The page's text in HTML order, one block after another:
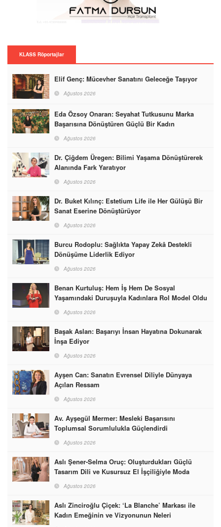
KLASS Röportajlar
Elif Genç: Mücevher Sanatını Geleceğe Taşıyor
Ağustos 2026
Eda Özsoy Onaran: Seyahat Tutkusunu Marka
Başarısına Dönüştüren Güçlü Bir Kadın
Ağustos 2026
Dr. Çiğdem Üregen: Bilimi Yaşama Dönüştürerek
Alanında Fark Yaratıyor
Ağustos 2026
Dr. Buket Kılınç: Estetium Life ile Her Gülüşü Bir
Sanat Eserine Dönüştürüyor
Ağustos 2026
Burcu Rodoplu: Sağlıkta Yapay Zekâ Destekli
Dönüşüme Liderlik Ediyor
Ağustos 2026
Benan Kurtuluş: Hem İş Hem De Sosyal
Yaşamındaki Duruşuyla Kadınlara Rol Model Oldu
Ağustos 2026
Başak Aslan: Başarıyı İnsan Hayatına Dokunarak
İnşa Ediyor
Ağustos 2026
Ayşen Can: Sanatın Evrensel Diliyle Dünyaya
Açılan Ressam
Ağustos 2026
Av. Ayşegül Mermer: Mesleki Başarısını
Toplumsal Sorumlulukla Güçlendirdi
Ağustos 2026
Aslı Şener-Selma Oruç: Oluşturdukları Güçlü
Tasarım Dili ve Kusursuz El İşçiliğiyle Moda
Ağustos 2026
Aslı Zinciroğlu Çiçek: ‘La Blanche’ Markası ile
Kadın Emeğinin ve Vizyonunun Neleri